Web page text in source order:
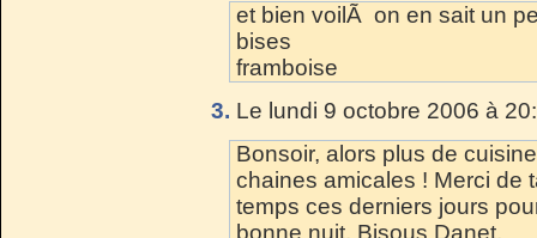
et bien voilÃ on en sait un
bises
framboise
3. Le lundi 9 octobre 2006 à
Bonsoir, alors plus de
chaines amicales ! Merci de
temps ces derniers jours
bonne nuit. Bisous Danet.